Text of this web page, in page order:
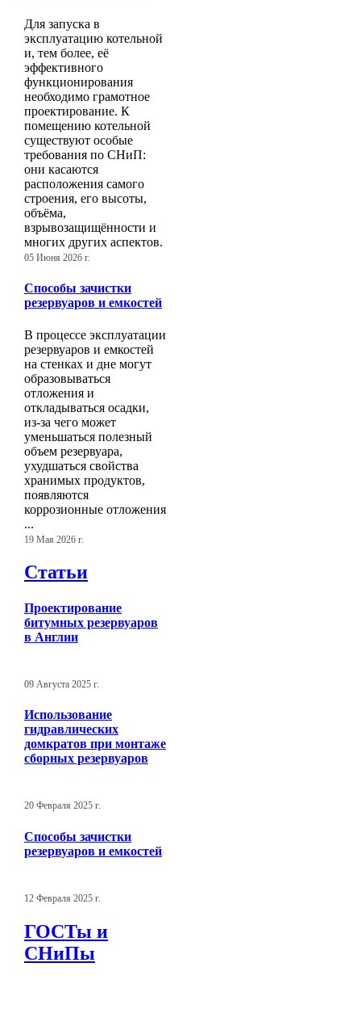
Для запуска в
эксплуатацию котельной
и, тем более, её
эффективного
функционирования
необходимо грамотное
проектирование. К
помещению котельной
существуют особые
требования по СНиП:
они касаются
расположения самого
строения, его высоты,
объёма,
взрывозащищённости и
многих других аспектов.
05 Июня 2026 г.
Способы зачистки
резервуаров и емкостей
В процессе эксплуатации
резервуаров и емкостей
на стенках и дне могут
образовываться
отложения и
откладываться осадки,
из-за чего может
уменьшаться полезный
объем резервуара,
ухудшаться свойства
хранимых продуктов,
появляются
коррозионные отложения
...
19 Мая 2026 г.
Статьи
Проектирование
битумных резервуаров
в Англии
09 Августа 2025 г.
Использование
гидравлических
домкратов при монтаже
сборных резервуаров
20 Февраля 2025 г.
Способы зачистки
резервуаров и емкостей
12 Февраля 2025 г.
ГОСТы и
СНиПы